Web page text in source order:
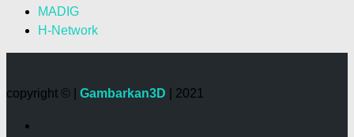
MADIG
H-Network
copyright © | Gambarkan3D | 2021